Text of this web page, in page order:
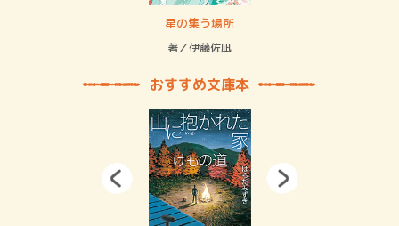
星の集う場所
著／伊藤佐凪
おすすめ文庫本